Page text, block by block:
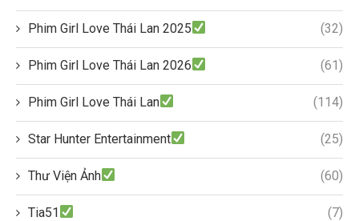
Phim Girl Love Thái Lan 2025 (32)
Phim Girl Love Thái Lan 2026 (61)
Phim Girl Love Thái Lan (114)
Star Hunter Entertainment (25)
Thư Viện Ảnh (60)
Tia51 (7)